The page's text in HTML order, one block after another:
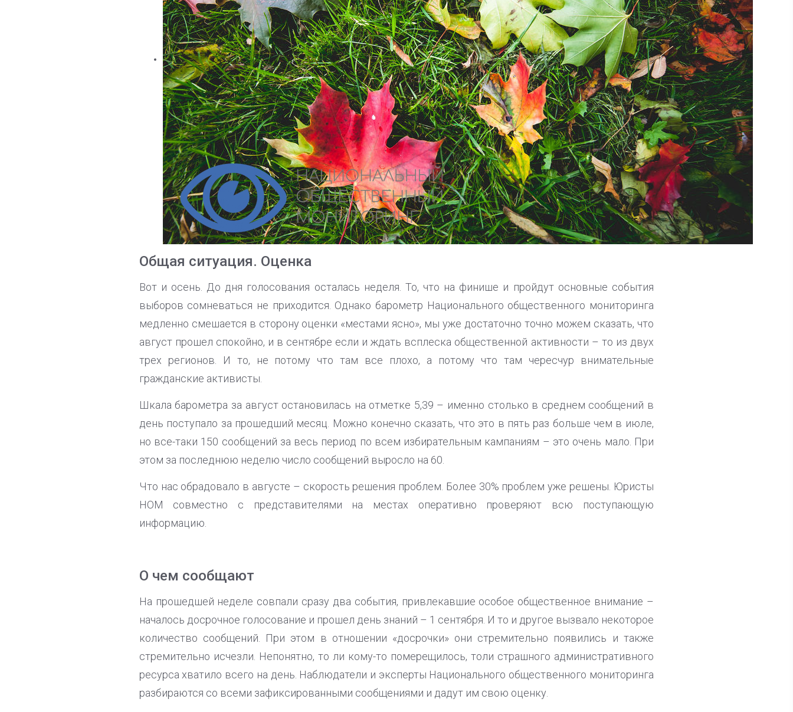
Общая ситуация. Оценка
Вот и осень. До дня голосования осталась неделя. То, что на финише и пройдут основные события
выборов сомневаться не приходится. Однако барометр Национального общественного мониторинга
медленно смешается в сторону оценки «местами ясно», мы уже достаточно точно можем сказать, что
август прошел спокойно, и в сентябре если и ждать всплеска общественной активности – то из двух
трех регионов. И то, не потому что там все плохо, а потому что там чересчур внимательные
гражданские активисты.
Шкала барометра за август остановилась на отметке 5,39 – именно столько в среднем сообщений в
день поступало за прошедший месяц. Можно конечно сказать, что это в пять раз больше чем в июле,
но все-таки 150 сообщений за весь период по всем избирательным кампаниям – это очень мало. При
этом за последнюю неделю число сообщений выросло на 60.
Что нас обрадовало в августе – скорость решения проблем. Более 30% проблем уже решены. Юристы
НОМ совместно с представителями на местах оперативно проверяют всю поступающую
информацию.
О чем сообщают
На прошедшей неделе совпали сразу два события, привлекавшие особое общественное внимание –
началось досрочное голосование и прошел день знаний – 1 сентября. И то и другое вызвало некоторое
количество сообщений. При этом в отношении «досрочки» они стремительно появились и также
стремительно исчезли. Непонятно, то ли кому-то померещилось, толи страшного административного
ресурса хватило всего на день. Наблюдатели и эксперты Национального общественного мониторинга
разбираются со всеми зафиксированными сообщениями и дадут им свою оценку.